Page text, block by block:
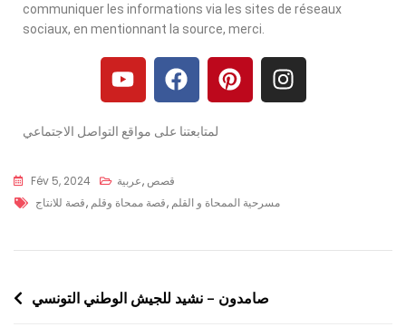
communiquer les informations via les sites de réseaux
sociaux, en mentionnant la source, merci.
لمتابعتنا على مواقع التواصل الاجتماعي
Fév 5, 2024 عربية, قصص
قصة للانتاج, قصة ممحاة وقلم, مسرحية الممحاة و القلم
صامدون – نشيد للجيش الوطني التونسي